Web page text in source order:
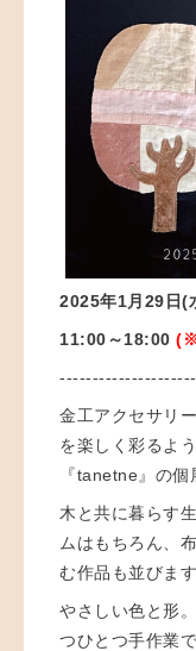
2025年1月29日(
11:00～18:00 (※
金工アクセサリ
を楽しく彩るよ
『tanetne』の個
木と共に暮らす
ムはもちろん、
む作品も並びます
やさしい色と形
つひとつ手作業